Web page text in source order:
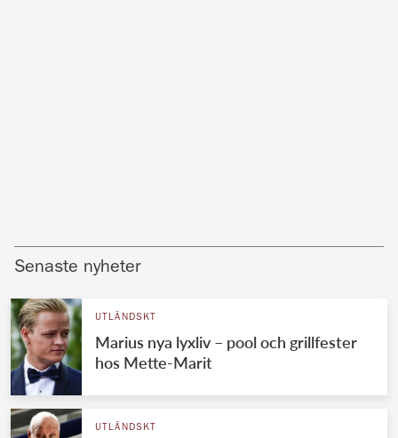
Senaste nyheter
UTLÄNDSKT
Marius nya lyxliv – pool och grillfester
hos Mette-Marit
UTLÄNDSKT